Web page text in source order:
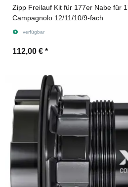
Zipp Freilauf Kit für 177er Nabe für
Campagnolo 12/11/10/9-fach
verfügbar
112,00 € *